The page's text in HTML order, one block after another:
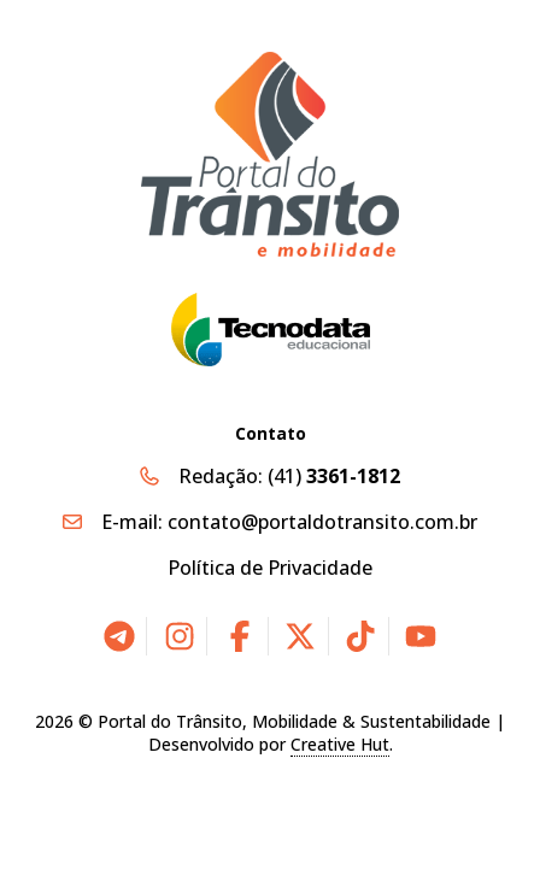
Contato
Redação: (41)3361-1812
E-mail: contato@portaldotransito.com.br
Política de Privacidade
2026 © Portal do Trânsito, Mobilidade & Sustentabilidade |
Desenvolvido porCreative Hut.